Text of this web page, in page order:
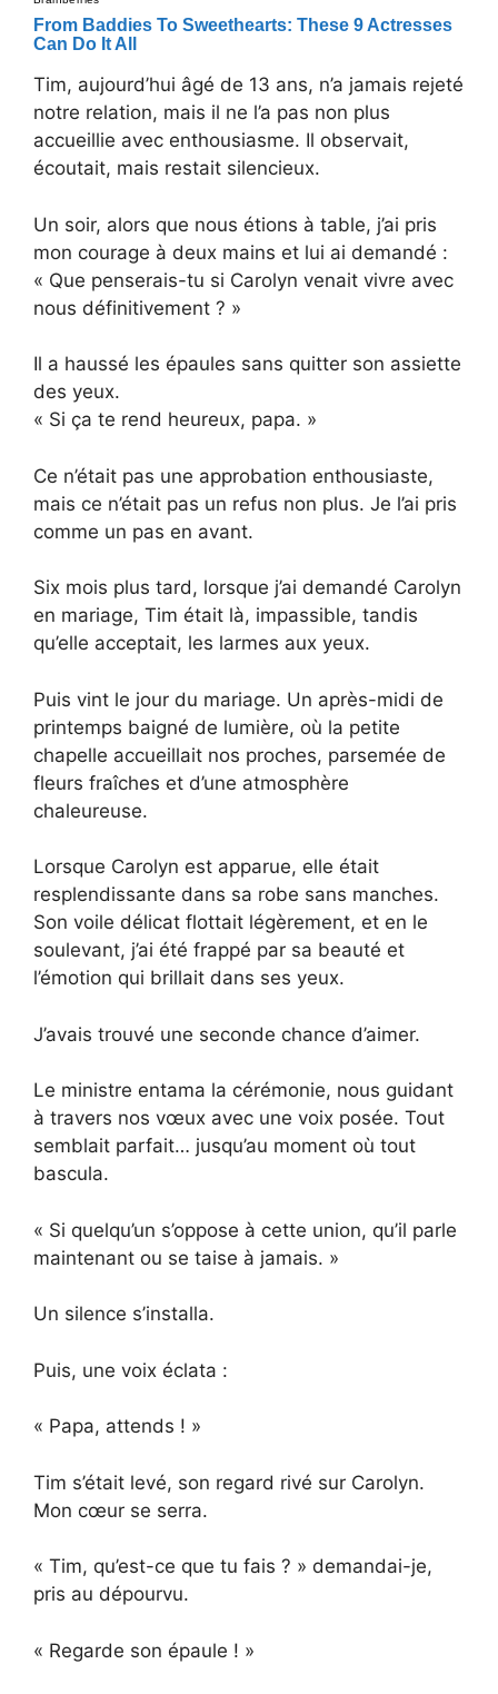
Tim, aujourd’hui âgé de 13 ans, n’a jamais rejeté
notre relation, mais il ne l’a pas non plus
accueillie avec enthousiasme. Il observait,
écoutait, mais restait silencieux.
Un soir, alors que nous étions à table, j’ai pris
mon courage à deux mains et lui ai demandé :
« Que penserais-tu si Carolyn venait vivre avec
nous définitivement ? »
Il a haussé les épaules sans quitter son assiette
des yeux.
« Si ça te rend heureux, papa. »
Ce n’était pas une approbation enthousiaste,
mais ce n’était pas un refus non plus. Je l’ai pris
comme un pas en avant.
Six mois plus tard, lorsque j’ai demandé Carolyn
en mariage, Tim était là, impassible, tandis
qu’elle acceptait, les larmes aux yeux.
Puis vint le jour du mariage. Un après-midi de
printemps baigné de lumière, où la petite
chapelle accueillait nos proches, parsemée de
fleurs fraîches et d’une atmosphère
chaleureuse.
Lorsque Carolyn est apparue, elle était
resplendissante dans sa robe sans manches.
Son voile délicat flottait légèrement, et en le
soulevant, j’ai été frappé par sa beauté et
l’émotion qui brillait dans ses yeux.
J’avais trouvé une seconde chance d’aimer.
Le ministre entama la cérémonie, nous guidant
à travers nos vœux avec une voix posée. Tout
semblait parfait… jusqu’au moment où tout
bascula.
« Si quelqu’un s’oppose à cette union, qu’il parle
maintenant ou se taise à jamais. »
Un silence s’installa.
Puis, une voix éclata :
« Papa, attends ! »
Tim s’était levé, son regard rivé sur Carolyn.
Mon cœur se serra.
« Tim, qu’est-ce que tu fais ? » demandai-je,
pris au dépourvu.
« Regarde son épaule ! »